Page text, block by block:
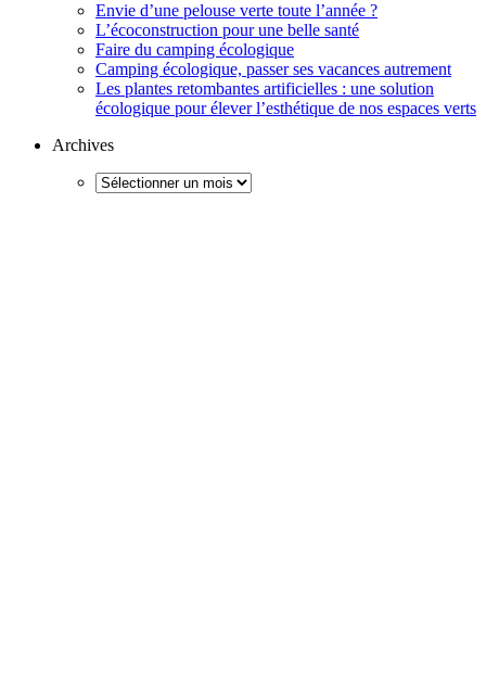
Envie d’une pelouse verte toute l’année ?
L’écoconstruction pour une belle santé
Faire du camping écologique
Camping écologique, passer ses vacances autrement
Les plantes retombantes artificielles : une solution
écologique pour élever l’esthétique de nos espaces verts
Archives